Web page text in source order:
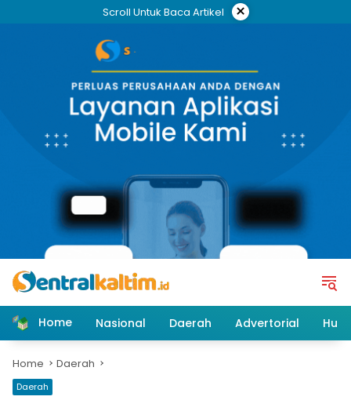
Scroll Untuk Baca Artikel ×
Home Nasional Daerah Advertorial
Home Daerah
Daerah